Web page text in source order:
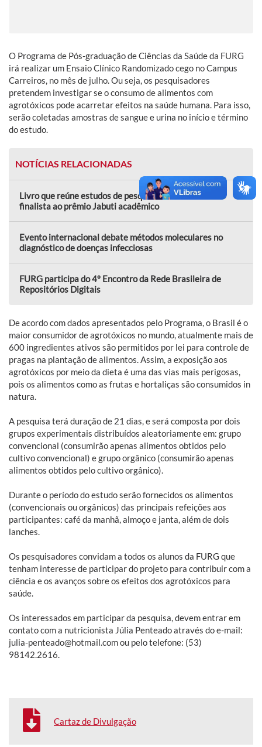
O Programa de Pós-graduação de Ciências da Saúde da FURG
irá realizar um Ensaio Clínico Randomizado cego no Campus
Carreiros, no mês de julho. Ou seja, os pesquisadores
pretendem investigar se o consumo de alimentos com
agrotóxicos pode acarretar efeitos na saúde humana. Para isso,
serão coletadas amostras de sangue e urina no início e término
do estudo.
NOTÍCIAS RELACIONADAS
Livro que reúne estudos de pesquisadoras da FURG é
finalista ao prêmio Jabuti acadêmico
Evento internacional debate métodos moleculares no
diagnóstico de doenças infecciosas
FURG participa do 4º Encontro da Rede Brasileira de
Repositórios Digitais
De acordo com dados apresentados pelo Programa, o Brasil é o
maior consumidor de agrotóxicos no mundo, atualmente mais de
600 ingredientes ativos são permitidos por lei para controle de
pragas na plantação de alimentos. Assim, a exposição aos
agrotóxicos por meio da dieta é uma das vias mais perigosas,
pois os alimentos como as frutas e hortaliças são consumidos in
natura.
A pesquisa terá duração de 21 dias, e será composta por dois
grupos experimentais distribuídos aleatoriamente em: grupo
convencional (consumirão apenas alimentos obtidos pelo
cultivo convencional) e grupo orgânico (consumirão apenas
alimentos obtidos pelo cultivo orgânico).
Durante o período do estudo serão fornecidos os alimentos
(convencionais ou orgânicos) das principais refeições aos
participantes: café da manhã, almoço e janta, além de dois
lanches.
Os pesquisadores convidam a todos os alunos da FURG que
tenham interesse de participar do projeto para contribuir com a
ciência e os avanços sobre os efeitos dos agrotóxicos para
saúde.
Os interessados em participar da pesquisa, devem entrar em
contato com a nutricionista Júlia Penteado através do e-mail:
julia-penteado@hotmail.com ou pelo telefone: (53)
98142.2616.
Cartaz de Divulgação